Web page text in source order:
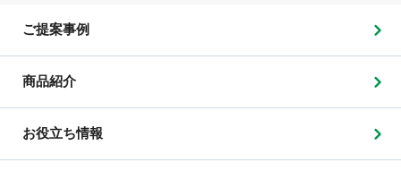
ご提案事例
商品紹介
お役立ち情報